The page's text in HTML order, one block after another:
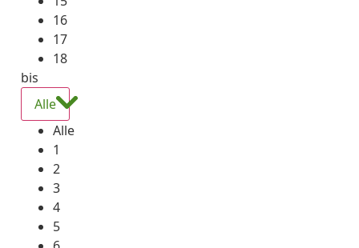
16
17
18
bis
Alle
Alle
1
2
3
4
5